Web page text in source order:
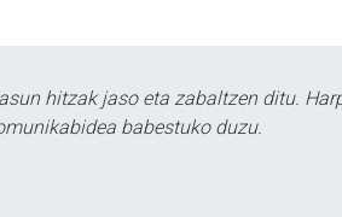
hitzak jaso eta zabaltzen ditu.
babestuko duzu.